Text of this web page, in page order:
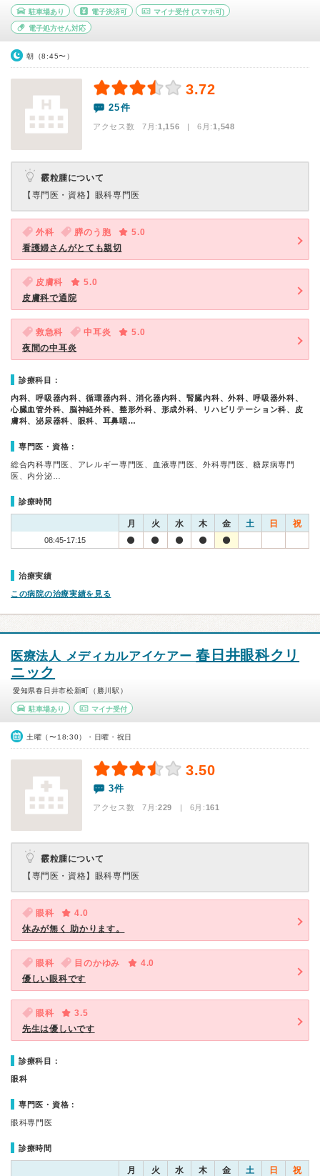
駐車場あり 電子決済可 マイナ受付 (スマホ可)
電子処方せん対応
朝（8:45〜）
3.72
25件
アクセス数 7月:1,156 | 6月:1,548
霰粒腫について
【専門医・資格】 眼科専門医
外科 膵のう胞
5.0
看護婦さんがとても親切
皮膚科
5.0
皮膚科で通院
救急科 中耳炎
5.0
夜間の中耳炎
診療科目：
内科、呼吸器内科、循環器内科、消化器内科、腎臓内科、外科、呼吸器外科、
心臓血管外科、脳神経外科、整形外科、形成外科、リハビリテーション科、皮
膚科、泌尿器科、眼科、耳鼻咽…
専門医・資格：
総合内科専門医、アレルギー専門医、血液専門医、外科専門医、糖尿病専門
医、内分泌…
診療時間
月 火 水 木 金 土 日 祝
08:45-17:15
治療実績
この病院の治療実績を見る
医療法人 メディカルアイケアー春日井眼科クリ
ニック
愛知県春日井市松新町（勝川駅）
駐車場あり マイナ受付
土曜（〜18:30）・日曜・祝日
3.50
3件
アクセス数 7月:229 | 6月:161
霰粒腫について
【専門医・資格】 眼科専門医
眼科
4.0
休みが無く 助かります。
眼科 目のかゆみ
4.0
優しい眼科です
眼科
3.5
先生は優しいです
診療科目：
眼科
専門医・資格：
眼科専門医
診療時間
月 火 水 木 金 土 日 祝